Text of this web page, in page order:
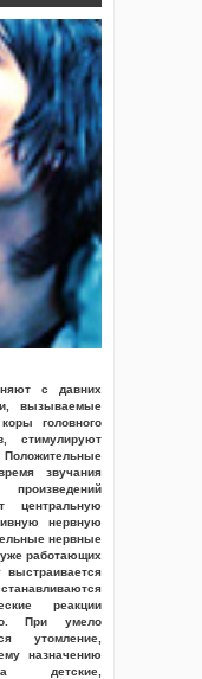
с давних
вызываемые
головного
стимулируют
звучания
центральную
нервную
нервные
работающих
реакции
При умело
утомление,
назначению
детские,